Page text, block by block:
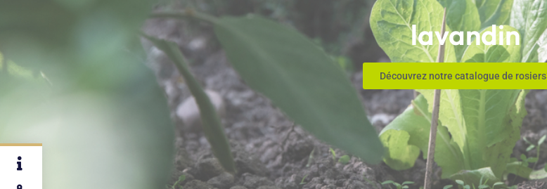
lavandin
Découvrez notre catalogue de rosiers